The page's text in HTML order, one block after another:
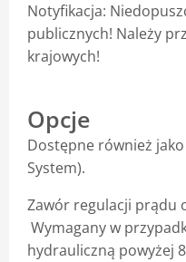
Notyfikacja:
publicznych! Należy
krajowych!
Opcje
Dostępne również
System).
Zawór regulacji prądu
Wymagany w
hydrauliczną powyżej